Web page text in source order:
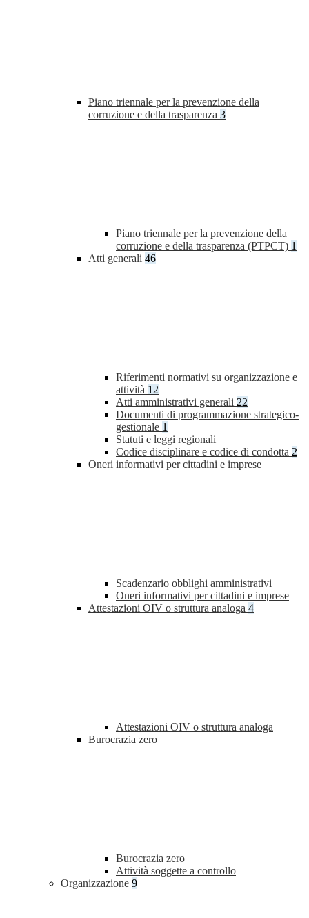
Piano triennale per la prevenzione della
corruzione e della trasparenza 3
Piano triennale per la prevenzione della
corruzione e della trasparenza (PTPCT) 1
Atti generali 46
Riferimenti normativi su organizzazione e
attività 12
Atti amministrativi generali 22
Documenti di programmazione strategico-
gestionale 1
Statuti e leggi regionali
Codice disciplinare e codice di condotta 2
Oneri informativi per cittadini e imprese
Scadenzario obblighi amministrativi
Oneri informativi per cittadini e imprese
Attestazioni OIV o struttura analoga 4
Attestazioni OIV o struttura analoga
Burocrazia zero
Burocrazia zero
Attività soggette a controllo
Organizzazione 9